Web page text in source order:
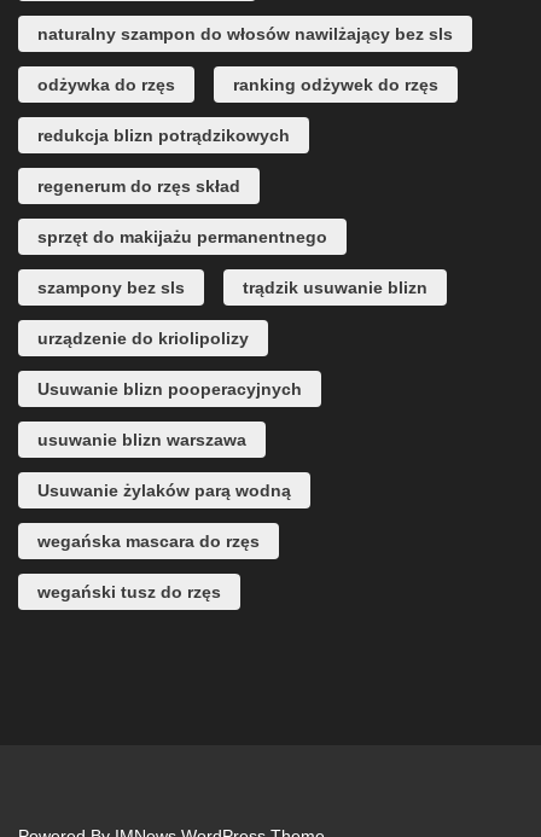
naturalny szampon do włosów nawilżający bez sls
odżywka do rzęs ranking odżywek do rzęs
redukcja blizn potrądzikowych
regenerum do rzęs skład
sprzęt do makijażu permanentnego
szampony bez sls trądzik usuwanie blizn
urządzenie do kriolipolizy
Usuwanie blizn pooperacyjnych
usuwanie blizn warszawa
Usuwanie żylaków parą wodną
wegańska mascara do rzęs
wegański tusz do rzęs